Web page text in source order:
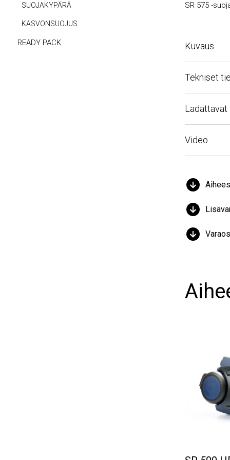
SUOJAKYPÄRÄ
KASVONSUOJUS
READY PACK
SR 575 -
Kuvaus
Tekniset
Video